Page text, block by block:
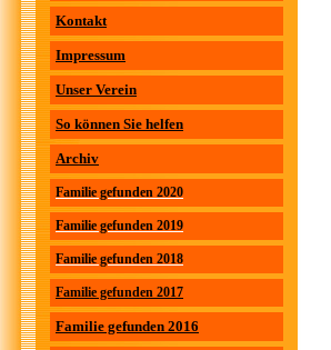
Kontakt
Impressum
Unser Verein
So können Sie helfen
Archiv
Familie gefunden 2020
Familie gefunden 2019
Familie gefunden 2018
Familie gefunden 2017
Familie gefunden 2016